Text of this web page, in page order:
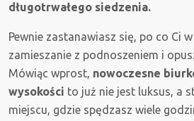
długotrwałego siedzenia.
Pewnie zastanawiasz się, po co Ci
zamieszanie z podnoszeniem i
Mówiąc wprost, nowoczesne
wysokości to już nie jest luksus, a
miejscu, gdzie spędzasz wiele